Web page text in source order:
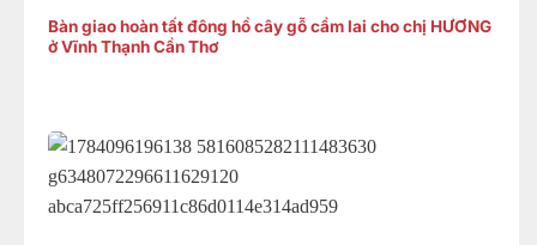
Bàn giao hoàn tất đông hồ cây gỗ cẩm lai cho chị HƯƠNG
ở Vĩnh Thạnh Cần Thơ